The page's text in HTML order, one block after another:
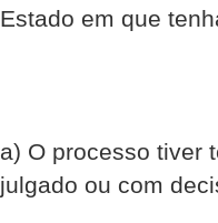
Estado em que
a) O processo tiver
julgado ou com